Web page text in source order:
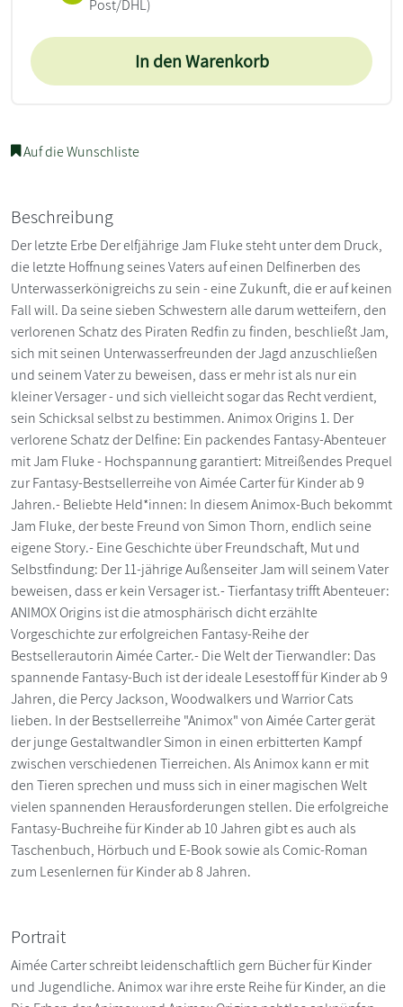
Post/DHL)
In den Warenkorb
Auf die Wunschliste
Beschreibung
Der letzte Erbe Der elfjährige Jam Fluke steht unter dem Druck,
die letzte Hoffnung seines Vaters auf einen Delfinerben des
Unterwasserkönigreichs zu sein - eine Zukunft, die er auf keinen
Fall will. Da seine sieben Schwestern alle darum wetteifern, den
verlorenen Schatz des Piraten Redfin zu finden, beschließt Jam,
sich mit seinen Unterwasserfreunden der Jagd anzuschließen
und seinem Vater zu beweisen, dass er mehr ist als nur ein
kleiner Versager - und sich vielleicht sogar das Recht verdient,
sein Schicksal selbst zu bestimmen. Animox Origins 1. Der
verlorene Schatz der Delfine: Ein packendes Fantasy-Abenteuer
mit Jam Fluke - Hochspannung garantiert: Mitreißendes Prequel
zur Fantasy-Bestsellerreihe von Aimée Carter für Kinder ab 9
Jahren.- Beliebte Held*innen: In diesem Animox-Buch bekommt
Jam Fluke, der beste Freund von Simon Thorn, endlich seine
eigene Story.- Eine Geschichte über Freundschaft, Mut und
Selbstfindung: Der 11-jährige Außenseiter Jam will seinem Vater
beweisen, dass er kein Versager ist.- Tierfantasy trifft Abenteuer:
ANIMOX Origins ist die atmosphärisch dicht erzählte
Vorgeschichte zur erfolgreichen Fantasy-Reihe der
Bestsellerautorin Aimée Carter.- Die Welt der Tierwandler: Das
spannende Fantasy-Buch ist der ideale Lesestoff für Kinder ab 9
Jahren, die Percy Jackson, Woodwalkers und Warrior Cats
lieben. In der Bestsellerreihe "Animox" von Aimée Carter gerät
der junge Gestaltwandler Simon in einen erbitterten Kampf
zwischen verschiedenen Tierreichen. Als Animox kann er mit
den Tieren sprechen und muss sich in einer magischen Welt
vielen spannenden Herausforderungen stellen. Die erfolgreiche
Fantasy-Buchreihe für Kinder ab 10 Jahren gibt es auch als
Taschenbuch, Hörbuch und E-Book sowie als Comic-Roman
zum Lesenlernen für Kinder ab 8 Jahren.
Portrait
Aimée Carter schreibt leidenschaftlich gern Bücher für Kinder
und Jugendliche. Animox war ihre erste Reihe für Kinder, an die